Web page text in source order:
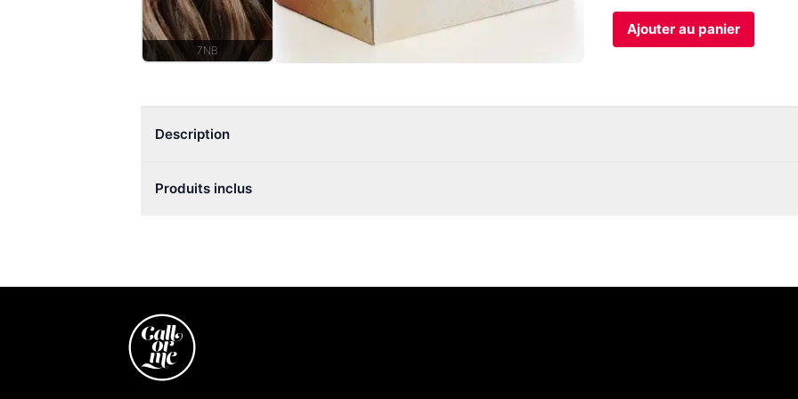
7NB
Ajouter au panier
Description
Produits inclus